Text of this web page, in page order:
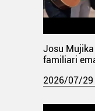
Josu
familiari
2026/07/29